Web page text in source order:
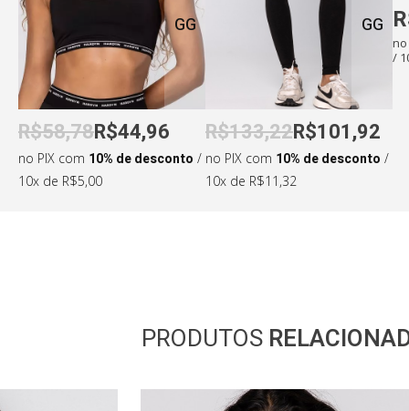
Medidas da modelo:
•Altura: 170cm
• Busto: 84cm
• Cintura: 65cm
•Quadril: 98cm
R$58,78R$44,96
no PIX com 10% de desconto /
10x de R$5,00
GG
R$133,22R$101,92
no PIX com 10% de desconto /
10x de R$11,32
GG
no
/
PRODUTOS